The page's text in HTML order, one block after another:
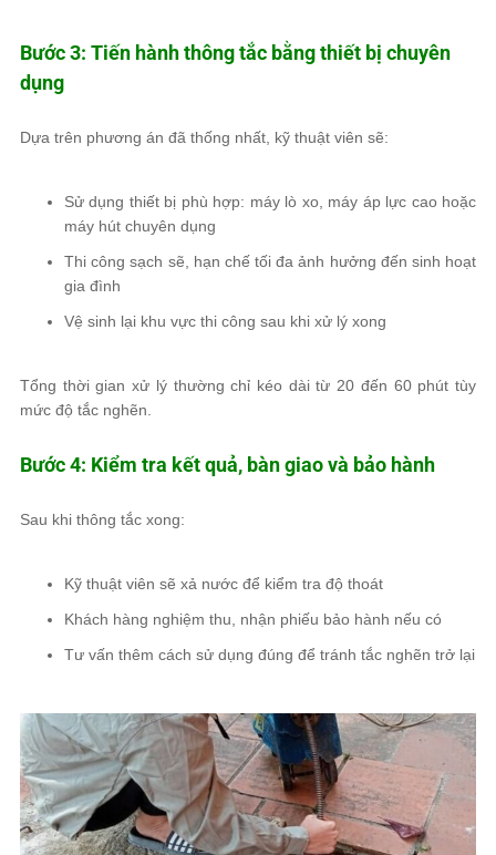
Bước 3: Tiến hành thông tắc bằng thiết bị chuyên
dụng
Dựa trên phương án đã thống nhất, kỹ thuật viên sẽ:
Sử dụng thiết bị phù hợp: máy lò xo, máy áp lực cao hoặc
máy hút chuyên dụng
Thi công sạch sẽ, hạn chế tối đa ảnh hưởng đến sinh hoạt
gia đình
Vệ sinh lại khu vực thi công sau khi xử lý xong
Tổng thời gian xử lý thường chỉ kéo dài từ 20 đến 60 phút tùy
mức độ tắc nghẽn.
Bước 4: Kiểm tra kết quả, bàn giao và bảo hành
Sau khi thông tắc xong:
Kỹ thuật viên sẽ xả nước để kiểm tra độ thoát
Khách hàng nghiệm thu, nhận phiếu bảo hành nếu có
Tư vấn thêm cách sử dụng đúng để tránh tắc nghẽn trở lại